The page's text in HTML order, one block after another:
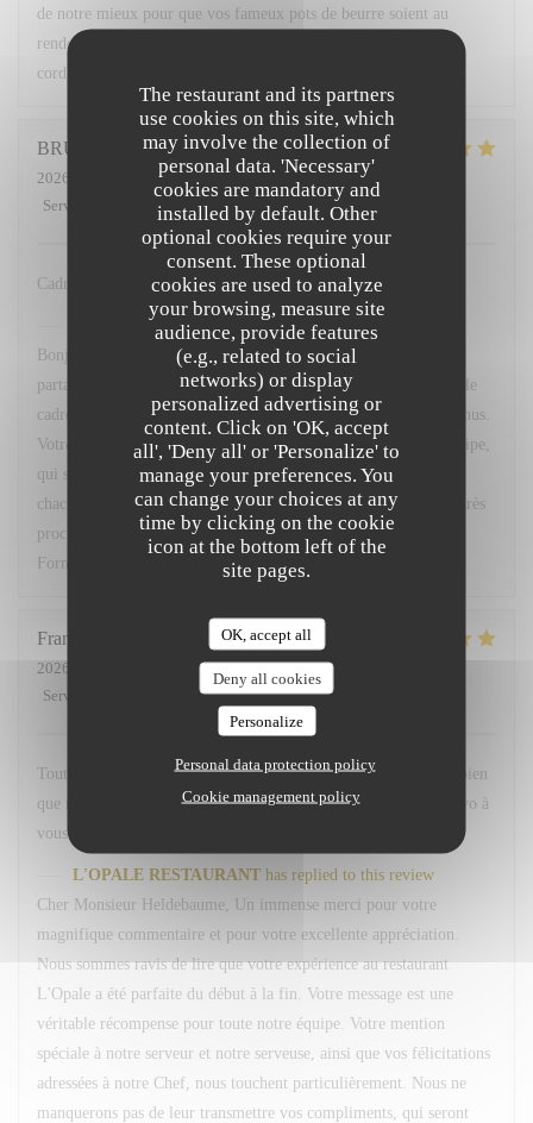
The restaurant and its partners
use cookies on this site, which
may involve the collection of
personal data. 'Necessary'
cookies are mandatory and
installed by default. Other
optional cookies require your
consent. These optional
cookies are used to analyze
your browsing, measure site
audience, provide features
(e.g., related to social
networks) or display
personalized advertising or
content. Click on 'OK, accept
all', 'Deny all' or 'Personalize' to
manage your preferences. You
can change your choices at any
time by clicking on the cookie
icon at the bottom left of the
site pages.
OK, accept all
Deny all cookies
Personalize
Personal data protection policy
Cookie management policy
de notre mieux pour que vos fameux pots de beurre soient au
rendez-vous ! 😉 À très bientôt au restaurant L'Opale. Bien
cordialement, L. Fornaro Maitre d'hôtel
BRUNO
2026-07-25
- 20:00 - Guests 2
Service
Ambiance : /5 Food: 5 Value:
Cadre service qualité des menus
L'OPALE RESTAURANT has replied to this review
Bonjour M. Couvreux, Un grand merci d'avoir pris le temps de
partager votre avis. Nous sommes ravis que vous ayez apprécié le
cadre de notre restaurant, la qualité du service ainsi que nos menus.
Votre satisfaction est une belle récompense pour toute notre équipe,
qui s'investit chaque jour pour offrir une expérience agréable à
chacun de nos clients. Au plaisir de vous accueillir de nouveau très
prochainement au restaurant L'Opale. Bien cordialement, L.
Fornaro Maitre d'hôtel
Franck
2026-07-22
- 20:45 - Guests 2
Service
: 5/5 Food: 5/5 Value
Tout à a été parfait je ne sais vraiment pas même en cherchant bien
que reprocher, mention spéciale à notre serveur et serveuse Bravo à
vous tous et au chef 👨‍🍳
L'OPALE RESTAURANT has replied to this review
Cher Monsieur Heldebaume, Un immense merci pour votre
magnifique commentaire et pour votre excellente appréciation.
Nous sommes ravis de lire que votre expérience au restaurant
L'Opale a été parfaite du début à la fin. Votre message est une
véritable récompense pour toute notre équipe. Votre mention
spéciale à notre serveur et notre serveuse, ainsi que vos félicitations
adressées à notre Chef, nous touchent particulièrement. Nous ne
manquerons pas de leur transmettre vos compliments, qui seront